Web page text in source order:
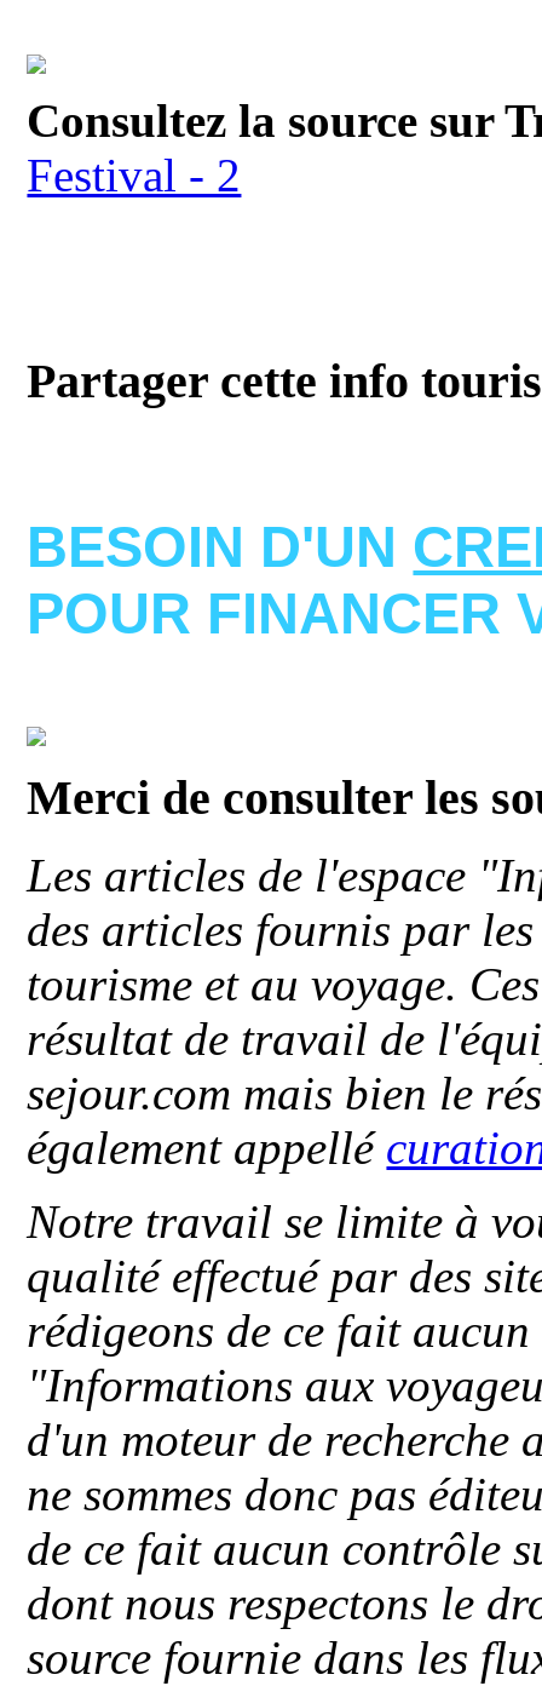
Consultez la source sur
Festival - 2
Partager cette info
BESOIN D'UN
POUR FINANCER
Merci de consulter les
Les articles de l'espace
des articles fournis par
tourisme et au voyage.
résultat de travail de
sejour.com mais bien le
également appellé
Notre travail se limite à
qualité effectué par des
rédigeons de ce fait
"Informations aux
d'un moteur de recherche
ne sommes donc pas
de ce fait aucun contrôle
dont nous respectons le
source fournie dans les